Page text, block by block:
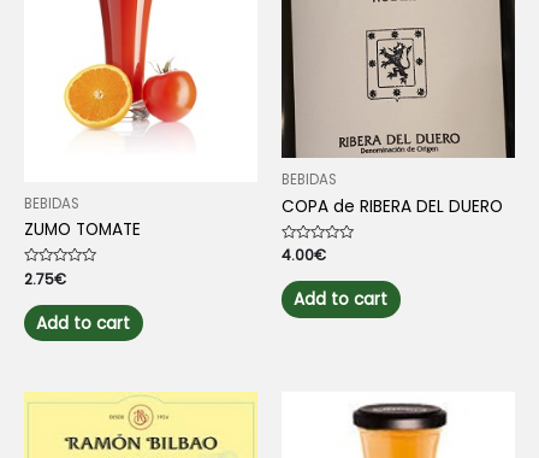
BEBIDAS
ZUMO TOMATE
Rated
0
out
of
5
2.75€
Add to cart
BEBIDAS
COPA de RIBERA DEL DUERO
Rated
out
of
5
4.00€
Add to cart